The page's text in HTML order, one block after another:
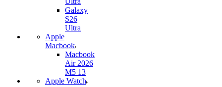
Galaxy
S26
Ultra
Apple
Macbook
Macbook
Air 2026
M5 13
Apple Watch